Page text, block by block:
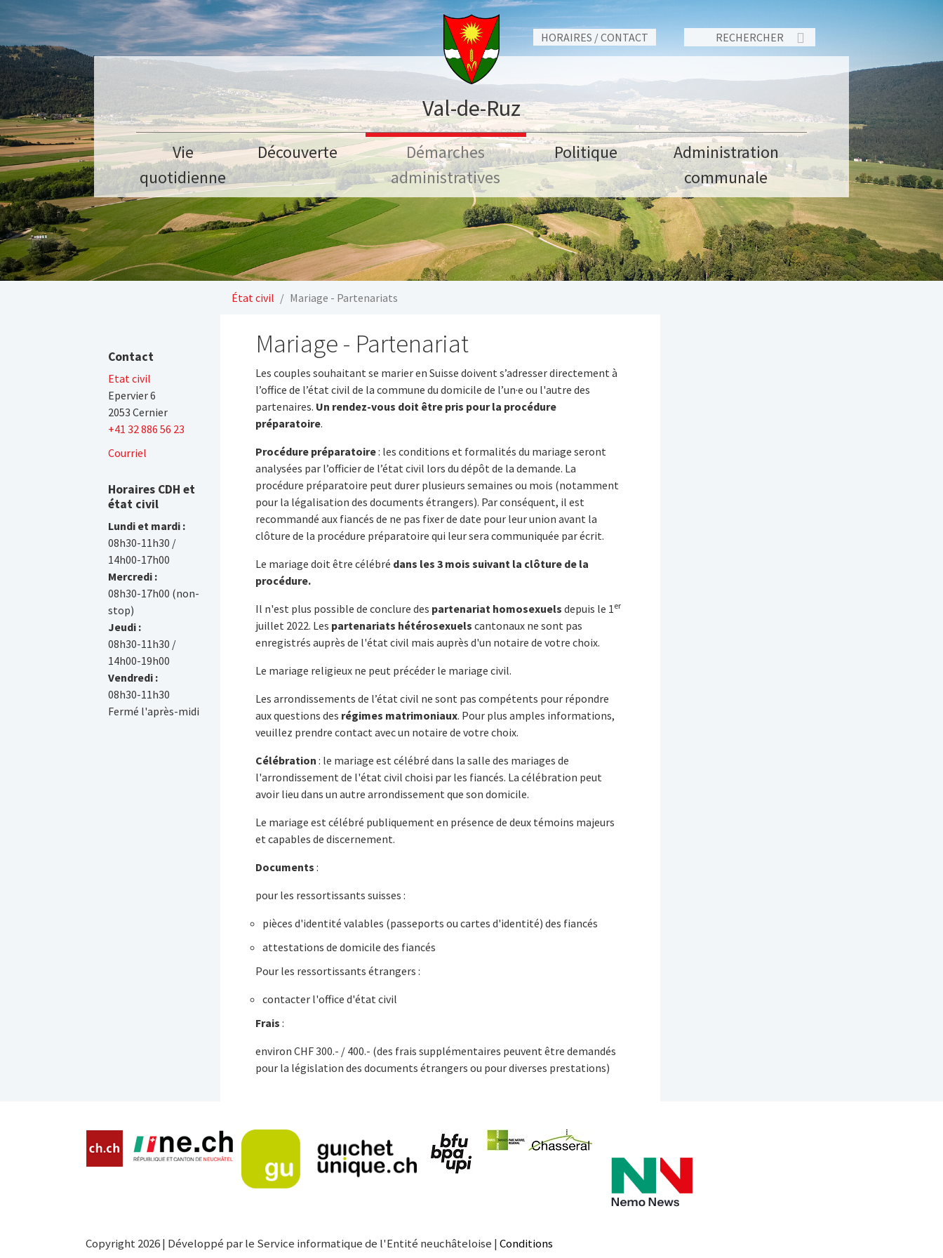
Aller au contenu principal
HORAIRES / CONTACT
Val-de-Ruz
Vie
quotidienne
Découverte
Démarches
administratives
Politique
Administration
communale
Vous êtes ici:
État civil Mariage - Partenariats
Mariage - Partenariat
Les couples souhaitant se marier en Suisse doivent s’adresser directement à
l’office de l’état civil de la commune du domicile de l’un·e ou l'autre des
partenaires. Un rendez-vous doit être pris pour la procédure
préparatoire.
Procédure préparatoire: les conditions et formalités du mariage seront
analysées par l’officier de l’état civil lors du dépôt de la demande. La
procédure préparatoire peut durer plusieurs semaines ou mois (notamment
pour la légalisation des documents étrangers). Par conséquent, il est
recommandé aux fiancés de ne pas fixer de date pour leur union avant la
clôture de la procédure préparatoire qui leur sera communiquée par écrit.
Le mariage doit être célébré dans les 3 mois suivant la clôture de la
procédure.
Il n'est plus possible de conclure des partenariat homosexuels depuis le 1er
juillet 2022. Les partenariats hétérosexuels cantonaux ne sont pas
enregistrés auprès de l'état civil mais auprès d'un notaire de votre choix.
Le mariage religieux ne peut précéder le mariage civil.
Les arrondissements de l’état civil ne sont pas compétents pour répondre
aux questions des régimes matrimoniaux. Pour plus amples informations,
veuillez prendre contact avec un notaire de votre choix.
Célébration : le mariage est célébré dans la salle des mariages de
l'arrondissement de l'état civil choisi par les fiancés. La célébration peut
avoir lieu dans un autre arrondissement que son domicile.
Le mariage est célébré publiquement en présence de deux témoins majeurs
et capables de discernement.
Documents :
pour les ressortissants suisses :
pièces d'identité valables (passeports ou cartes d'identité) des fiancés
attestations de domicile des fiancés
Pour les ressortissants étrangers :
contacter l'office d'état civil
Frais :
environ CHF 300.- / 400.- (des frais supplémentaires peuvent être demandés
pour la législation des documents étrangers ou pour diverses prestations)
Contact
Etat civil
Epervier 6
2053 Cernier
+41 32 886 56 23
Courriel
Horaires CDH et
état civil
Lundi et mardi :
08h30-11h30 /
14h00-17h00
Mercredi :
08h30-17h00 (non-
stop)
Jeudi :
08h30-11h30 /
14h00-19h00
Vendredi :
08h30-11h30
Fermé l'après-midi
Copyright 2026 | Développé par le Service informatique de l'Entité neuchâteloise |Conditions